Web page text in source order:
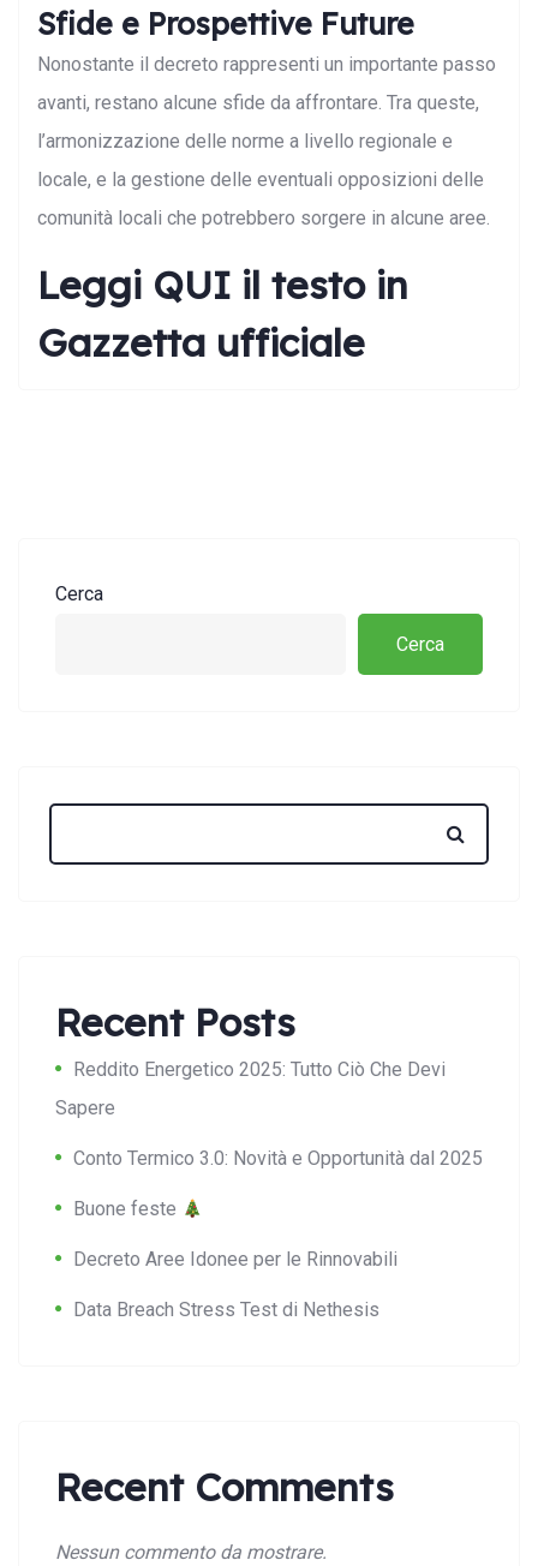
Search:
Sfide e Prospettive Future
Nonostante il decreto rappresenti un importante passo
avanti, restano alcune sfide da affrontare. Tra queste,
l’armonizzazione delle norme a livello regionale e
locale, e la gestione delle eventuali opposizioni delle
comunità locali che potrebbero sorgere in alcune aree.
Leggi QUI il testo in
Gazzetta ufficiale
Cerca
Cerca
Recent Posts
Reddito Energetico 2025: Tutto Ciò Che Devi
Sapere
Conto Termico 3.0: Novità e Opportunità dal 2025
Buone feste
Decreto Aree Idonee per le Rinnovabili
Data Breach Stress Test di Nethesis
Recent Comments
Nessun commento da mostrare.